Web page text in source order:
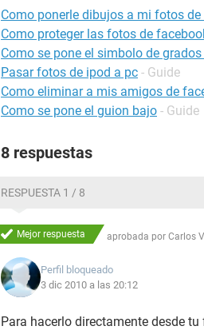
Como ponerle dibujos a mi fotos
Como proteger las fotos de
Como se pone el simbolo de
Pasar fotos de ipod a pc - Guide
Como eliminar a mis amigos de
Como se pone el guion bajo - Guide
8 respuestas
RESPUESTA 1 / 8
Mejor respuesta aprobada por Carlos
Perfil bloqueado
3 dic 2010 a las 20:12
Para hacerlo directamente desde